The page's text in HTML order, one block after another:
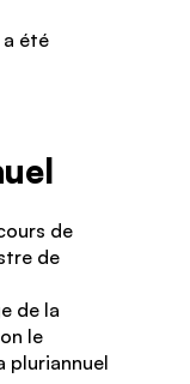
été
de
de
de la
le
pluriannuel